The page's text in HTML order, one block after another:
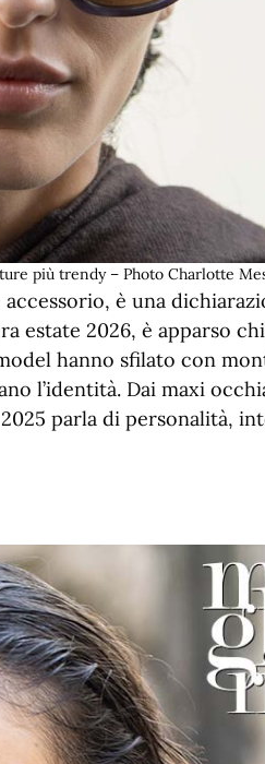
più trendy – Photo Charlotte
è una
estate 2026, è apparso
hanno sfilato con
l’identità. Dai maxi
parla di personalità,